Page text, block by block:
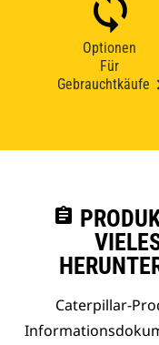
Optionen
Für
Gebrauchtkäufe
assignment
Caterpillar-